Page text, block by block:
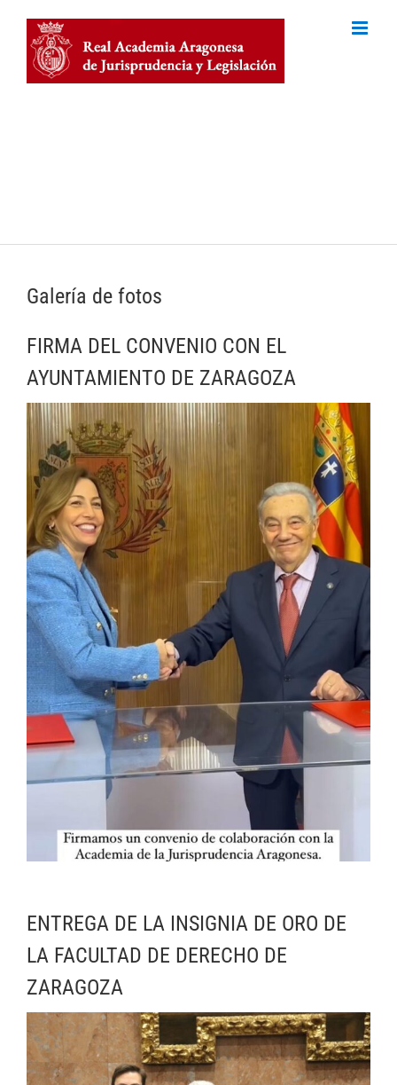
content
Galería de fotos
FIRMA DEL CONVENIO CON EL
AYUNTAMIENTO DE ZARAGOZA
ENTREGA DE LA INSIGNIA DE ORO DE
LA FACULTAD DE DERECHO DE
ZARAGOZA